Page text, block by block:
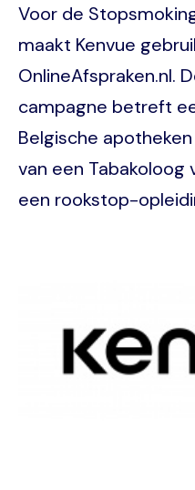
Voor de
maakt Kenvue
OnlineAfspraken.nl.
campagne betreft
Belgische
van een Tabakoloog
een rookstop-